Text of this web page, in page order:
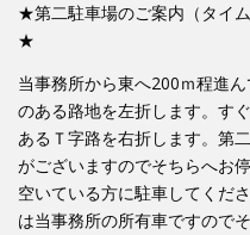
★第二駐車場のご案内（タイ
★
当事務所から東へ200ｍ程進
のある路地を左折します。す
あるＴ字路を右折します。第
がございますのでそちらへ
空いている方に駐車してくだ
は当事務所の所有車ですので